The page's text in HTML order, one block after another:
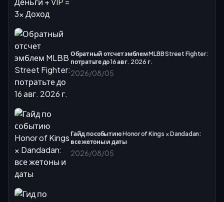
Обратный отсчет эмблем MLBB Street Fighter:
потратьте до 16 авг. 2026 г.
2026/08/05
Гайд по событию Honor of Kings × Dandadan:
все жетоны и даты
2026/08/05